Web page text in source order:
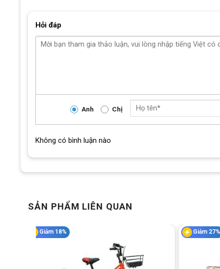
Hệ thống phanh kép an toàn, dễ sử dụng
An toàn luôn là yếu tố được ưu tiên trên Xe đạp trẻ em
làm quen với thao tác giảm tốc và dừng xe một cách tự
Phanh sau dạng đùm (tang trống): chỉ cần đạp
quen bóp phanh tay.
Hỏi đáp
Anh Chị
Không có bình luận nào
SẢN PHẨM LIÊN QUAN
Giảm 18% Giảm 27%